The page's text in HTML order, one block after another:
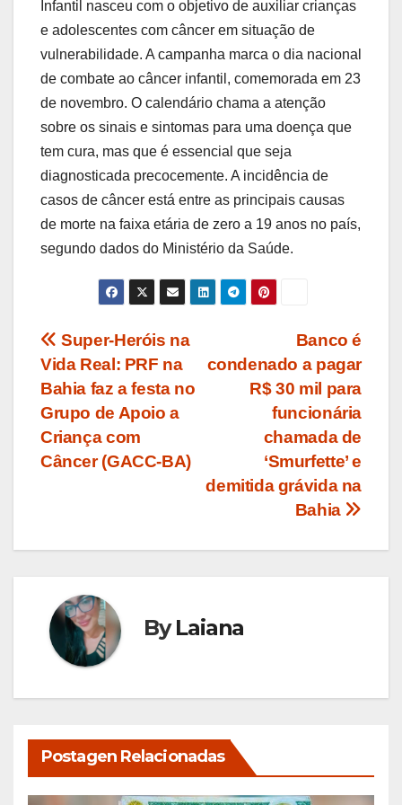
Infantil nasceu com o objetivo de auxiliar crianças
e adolescentes com câncer em situação de
vulnerabilidade. A campanha marca o dia nacional
de combate ao câncer infantil, comemorada em 23
de novembro. O calendário chama a atenção
sobre os sinais e sintomas para uma doença que
tem cura, mas que é essencial que seja
diagnosticada precocemente. A incidência de
casos de câncer está entre as principais causas
de morte na faixa etária de zero a 19 anos no país,
segundo dados do Ministério da Saúde.
Navegação
de
Post
Banco é
condenado a pagar
R$ 30 mil para
funcionária
chamada de
‘Smurfette’ e
demitida grávida na
Bahia
Super-Heróis na
Vida Real: PRF na
Bahia faz a festa no
Grupo de Apoio a
Criança com
Câncer (GACC-BA)
ByLaiana
Postagen Relacionadas